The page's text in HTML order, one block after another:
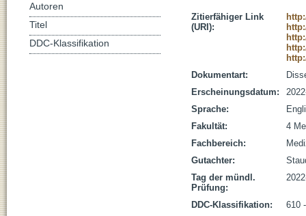
Zitierfähiger Link
(URI):
Dokumentart:
Erscheinungsdatum:
Sprache:
Fakultät:
4
Fachbereich:
Gutachter:
Tag der mündl.
Prüfung:
DDC-Klassifikation:
610
Autoren
Titel
DDC-Klassifikation